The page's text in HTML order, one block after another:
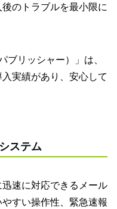
のトラブルを最小限に
リッシャー）」は、
実績があり、安心して
ステム
速に対応できるメール
すい操作性、緊急速報